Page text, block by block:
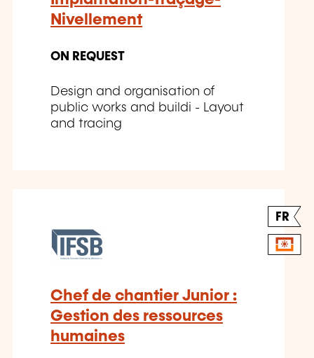
Nivellement
ON REQUEST
Design and organisation of
public works and buildi - Layout
and tracing
FR
Chef de chantier Junior :
Gestion des ressources
humaines